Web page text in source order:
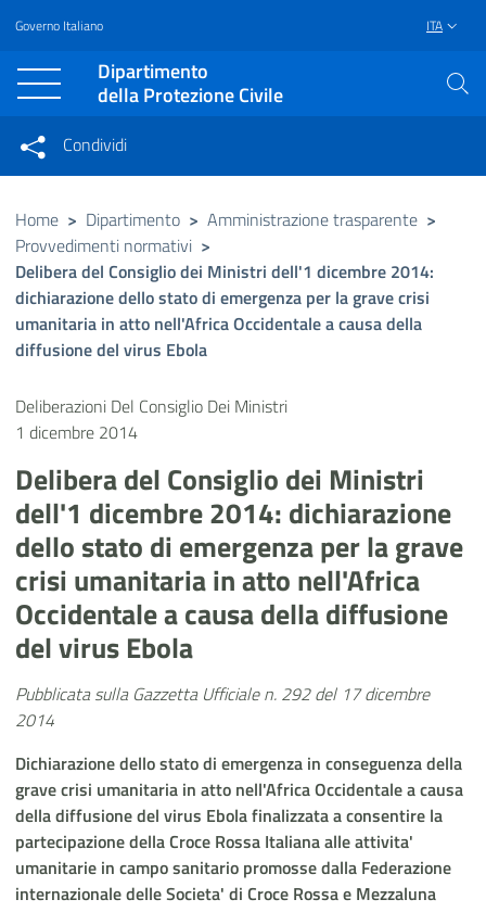
Vai al contenuto principale
Raggiungi il piè di pagina
Governo Italiano ITA
Dipartimento
della Protezione Civile
Condividi su Facebook
Condividi su Twitter
Condividi su LinkedIn
Condividi
Condividi sui social network
Home > Dipartimento > Amministrazione trasparente >
Provvedimenti normativi >
Delibera del Consiglio dei Ministri dell'1 dicembre 2014:
dichiarazione dello stato di emergenza per la grave crisi
umanitaria in atto nell'Africa Occidentale a causa della
diffusione del virus Ebola
Deliberazioni Del Consiglio Dei Ministri
1 dicembre 2014
Delibera del Consiglio dei Ministri
dell'1 dicembre 2014: dichiarazione
dello stato di emergenza per la grave
crisi umanitaria in atto nell'Africa
Occidentale a causa della diffusione
del virus Ebola
Pubblicata sulla Gazzetta Ufficiale n. 292 del 17 dicembre
2014
Dichiarazione dello stato di emergenza in conseguenza della
grave crisi umanitaria in atto nell'Africa Occidentale a causa
della diffusione del virus Ebola finalizzata a consentire la
partecipazione della Croce Rossa Italiana alle attivita'
umanitarie in campo sanitario promosse dalla Federazione
internazionale delle Societa' di Croce Rossa e Mezzaluna